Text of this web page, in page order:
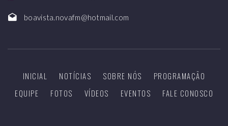
boavista.novafm@hotmail.com
INICIAL NOTÍCIAS SOBRE NÓS
PROGRAMAÇÃO
EQUIPE
FOTOS VÍDEOS EVENTOS FALE CONOSCO